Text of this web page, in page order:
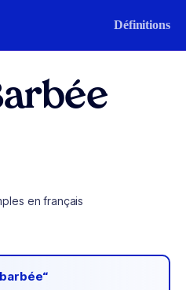
Définitions
en français